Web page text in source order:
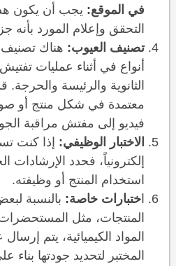
في الموقع: يجب أن يكون
التحقق وإعلام المورد بأنه
تصنيف العيوب: هناك تصنيف
أنواع في أثناء عمليات
الثانوية والرئيسة والحرجة.
معتمدة في شكل منتج أو
فيديو إلى مفتش مراقبة
الاختبار الوظيفي: إذا كنت
إلكترونياً، فحدد الإرشادات
استخدام المنتج أو وظيفته.
اختبارات خاصة: بالنسبة
المنتجات، مثل المستحضرات
المواد الكيميائية، يتم
المختبر لتحديد جودتها بناء